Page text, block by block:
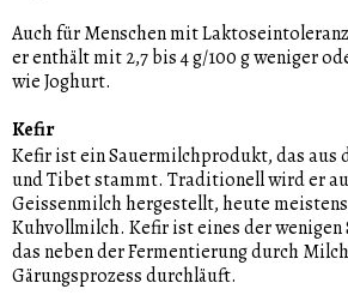
Auch für Menschen mit
er enthält mit 2,7 bis 4 g/100 g weniger
wie Joghurt.
Kefir
Kefir ist ein Sauermilchprodukt, das aus
und Tibet stammt. Traditionell wird er
Geissenmilch hergestellt, heute
Kuhvollmilch. Kefir ist eines der
das neben der Fermentierung durch
Gärungsprozess durchläuft.